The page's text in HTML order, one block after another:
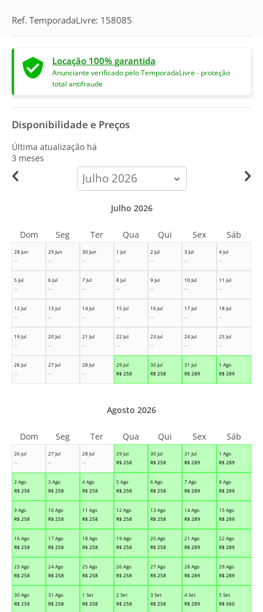
Ref. TemporadaLivre: 158085
Locação 100% garantida
Anunciante verificado pelo TemporadaLivre - proteção
total antifraude
Disponibilidade e Preços
Última atualização há
3 meses
calendar-
month
28 Jun
--
29 Jun
--
30 Jun
--
1 Jul
--
2 Jul
--
3 Jul
--
4 Jul
--
5 Jul
--
6 Jul
--
7 Jul
--
8 Jul
--
9 Jul
--
10 Jul
--
11 Jul
--
12 Jul
--
13 Jul
--
14 Jul
--
15 Jul
--
16 Jul
--
17 Jul
--
18 Jul
--
19 Jul
--
20 Jul
--
21 Jul
--
22 Jul
--
23 Jul
--
24 Jul
--
25 Jul
--
26 Jul
--
27 Jul
--
28 Jul
--
29 Jul
R$ 258
30 Jul
R$ 258
31 Jul
R$ 289
1 Ago
R$ 289
Julho 2026
Dom Seg Ter Qua Qui Sex Sáb
26 Jul
--
27 Jul
--
28 Jul
--
29 Jul
R$ 258
30 Jul
R$ 258
31 Jul
R$ 289
1 Ago
R$ 289
2 Ago
R$ 258
3 Ago
R$ 258
4 Ago
R$ 258
5 Ago
R$ 258
6 Ago
R$ 258
7 Ago
R$ 289
8 Ago
R$ 289
9 Ago
R$ 258
10 Ago
R$ 258
11 Ago
R$ 258
12 Ago
R$ 258
13 Ago
R$ 258
14 Ago
R$ 289
15 Ago
R$ 289
16 Ago
R$ 258
17 Ago
R$ 258
18 Ago
R$ 258
19 Ago
R$ 258
20 Ago
R$ 258
21 Ago
R$ 289
22 Ago
R$ 289
23 Ago
R$ 258
24 Ago
R$ 258
25 Ago
R$ 258
26 Ago
R$ 258
27 Ago
R$ 258
28 Ago
R$ 289
29 Ago
R$ 289
30 Ago
R$ 258
31 Ago
R$ 258
1 Set
R$ 258
2 Set
R$ 258
3 Set
R$ 258
4 Set
R$ 289
5 Set
R$ 560
Agosto 2026
Dom Seg Ter Qua Qui Sex Sáb